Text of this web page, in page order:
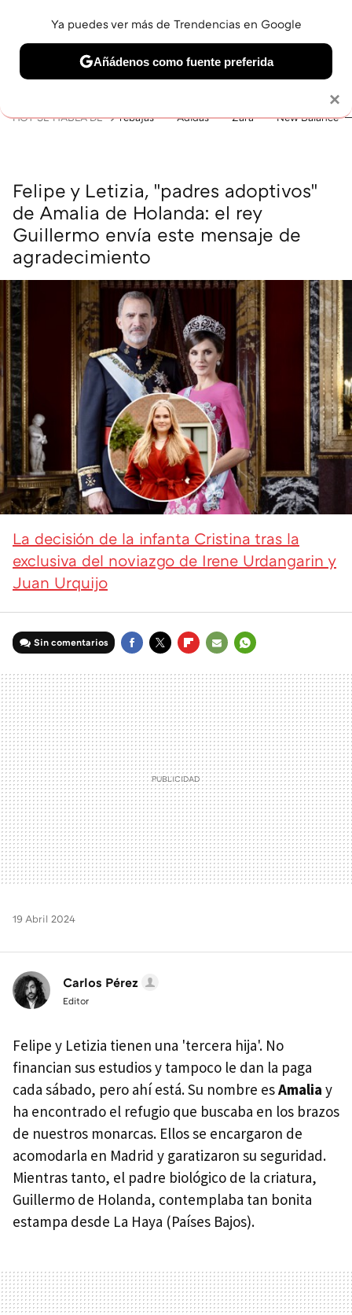
BELLEZA SHOPPING VIAJES GASTRO SNEAKERS
HOY SE HABLA DE rebajas Adidas Zara New Balance
Felipe y Letizia, "padres adoptivos"
de Amalia de Holanda: el rey
Guillermo envía este mensaje de
agradecimiento
La decisión de la infanta Cristina tras la
exclusiva del noviazgo de Irene Urdangarin y
Juan Urquijo
Sin comentarios
MAIL
19 Abril 2024
Carlos Pérez
Editor
Felipe y Letizia tienen una 'tercera hija'. No
financian sus estudios y tampoco le dan la paga
cada sábado, pero ahí está. Su nombre esAmalia y
ha encontrado el refugio que buscaba en los brazos
de nuestros monarcas. Ellos se encargaron de
acomodarla en Madrid y garatizaron su seguridad.
Mientras tanto, el padre biológico de la criatura,
Guillermo de Holanda, contemplaba tan bonita
estampa desde La Haya (Países Bajos).
×
Ya puedes ver más de Trendencias en Google
Añádenos como fuente preferida